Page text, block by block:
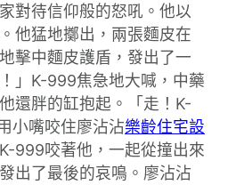
對待信仰般的怒吼。他以
他猛地擲出，兩張麵皮在
擊中麵皮護盾，發出了一
」K-999焦急地大喊，中藥
還胖的缸抱起。「走！K-
小嘴咬住廖沾沾樂齡住宅設
999咬著他，一起從撞出來
出了最後的哀鳴。廖沾沾